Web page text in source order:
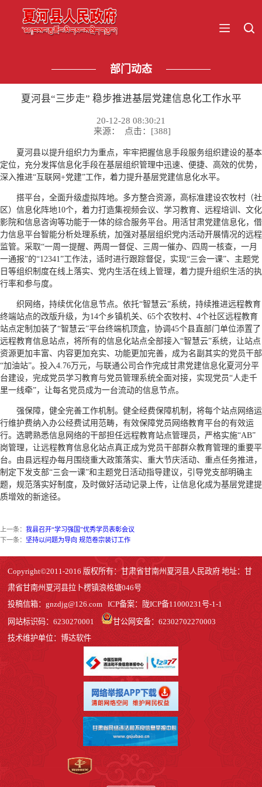
部门动态
夏河县“三步走” 稳步推进基层党建信息化工作水平
20-12-28 08:30:21
来源： 点击：[388]
夏河县以提升组织力为重点，牢牢把握信息手段服务组织建设的基本
定位，充分发挥信息化手段在基层组织管理中迅速、便捷、高效的优势，
深入推进“互联网+党建”工作，着力提升基层党建信息化水平。
搭平台，全面升级虚拟阵地。多方整合资源，高标准建设农牧村（社
区）信息化阵地10个，着力打造集视频会议、学习教育、远程培训、文化
影院和信息咨询等功能于一体的综合服务平台。用活甘肃党建信息化，借
力信息平台智能分析处理系统，加强对基层组织党内活动开展情况的远程
监管。采取“一周一提醒、两周一督促、三周一催办、四周一核查，一月
一通报”的“12341”工作法，适时进行跟踪督促，实现“三会一课”、主题党
日等组织制度在线上落实、党内生活在线上管理，着力提升组织生活的执
行率和参与度。
织网络，持续优化信息节点。依托“智慧云”系统，持续推进远程教育
终端站点的改版升级，为14个乡镇机关、65个农牧村、4个社区远程教育
站点定制加装了“智慧云”平台终端机顶盒，协调45个县直部门单位添置了
远程教育信息站点，将所有的信息化站点全部接入“智慧云”系统，让站点
资源更加丰富、内容更加充实、功能更加完善，成为名副其实的党员干部
“加油站”。投入4.76万元，与联通公司合作完成甘肃党建信息化夏河分平
台建设，完成党员学习教育与党员管理系统全面对接，实现党员“人走千
里一线牵”，让每名党员成为一台流动的信息节点。
强保障，健全完善工作机制。健全经费保障机制，将每个站点网络运
行维护费纳入办公经费试用范畴，有效保障党员网络教育平台的有效运
行。选聘熟悉信息网络的干部担任远程教育站点管理员，严格实施“AB”
岗管理，让远程教育信息化站点真正成为党员干部群众教育管理的重要平
台。由县远程办每月围绕重大政策落实、重大节庆活动、重点任务推进，
制定下发支部“三会一课”和主题党日活动指导建议，引导党支部明确主
题，规范落实好制度，及时做好活动记录上传，让信息化成为基层党建提
质增效的新途径。
上一条： 我县召开“学习强国”优秀学员表彰会议
下一条： 坚持以问题为导向 规范卷宗装订工作
Copyright©2011-2016 版权所有：甘肃省甘南州夏河县人民政府 地址：甘
肃省甘南州夏河县拉卜楞镇浪格塘046号
投稿信箱：gnzdjg@126.com ICP备案： 陇ICP备11000231号-1-1
网站标识码：6230270001
甘公网安备：62302702270003
技术维护单位：博达软件